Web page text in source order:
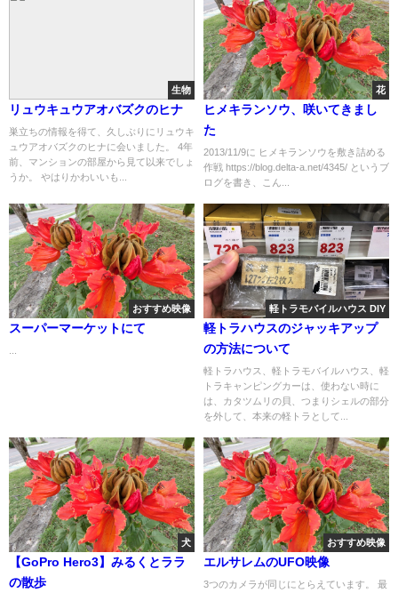
生物
リュウキュウアオバズクのヒナ
巣立ちの情報を得て、久しぶりにリュウキ
ュウアオバズクのヒナに会いました。 4年
前、マンションの部屋から見て以来でしょ
うか。 やはりかわいいも...
花
ヒメキランソウ、咲いてきまし
た
2013/11/9に ヒメキランソウを敷き詰める
作戦 https://blog.delta-a.net/4345/ というブ
ログを書き、こん...
おすすめ映像
スーパーマーケットにて
軽トラモバイルハウス DIY
軽トラハウスのジャッキアップ
の方法について
軽トラハウス、軽トラモバイルハウス、軽
トラキャンピングカーは、使わない時に
は、カタツムリの貝、つまりシェルの部分
を外して、本来の軽トラとして...
犬
【GoPro Hero3】みるくとララ
の散歩
おすすめ映像
エルサレムのUFO映像
3つのカメラが同じにとらえています。 最